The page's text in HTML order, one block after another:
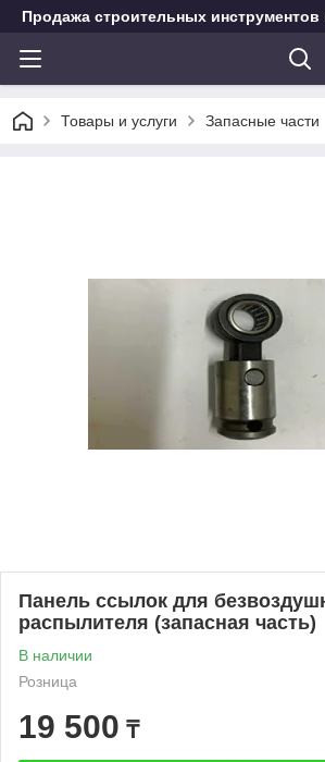
Продажа строительных инструментов
Товары и услуги Запасные части
Панель ссылок для
распылителя (запасная часть)
В наличии
Розница
19 500 ₸